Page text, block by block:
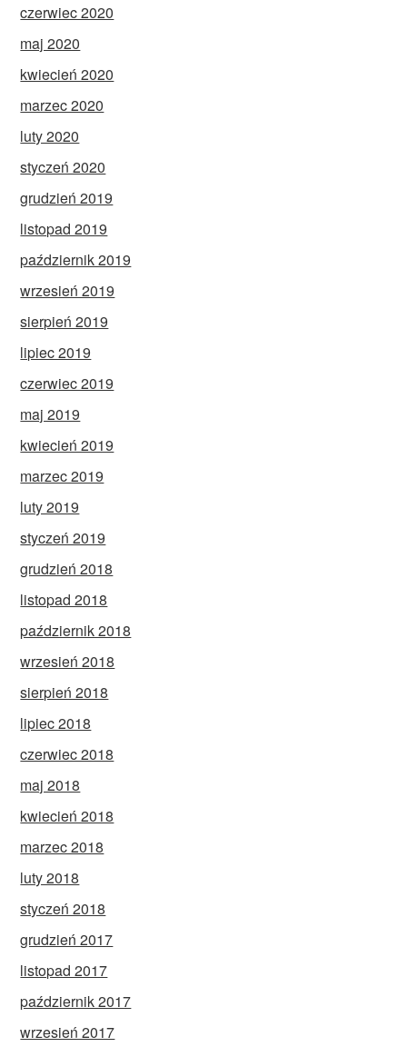
czerwiec 2020
maj 2020
kwiecień 2020
marzec 2020
luty 2020
styczeń 2020
grudzień 2019
listopad 2019
październik 2019
wrzesień 2019
sierpień 2019
lipiec 2019
czerwiec 2019
maj 2019
kwiecień 2019
marzec 2019
luty 2019
styczeń 2019
grudzień 2018
listopad 2018
październik 2018
wrzesień 2018
sierpień 2018
lipiec 2018
czerwiec 2018
maj 2018
kwiecień 2018
marzec 2018
luty 2018
styczeń 2018
grudzień 2017
listopad 2017
październik 2017
wrzesień 2017